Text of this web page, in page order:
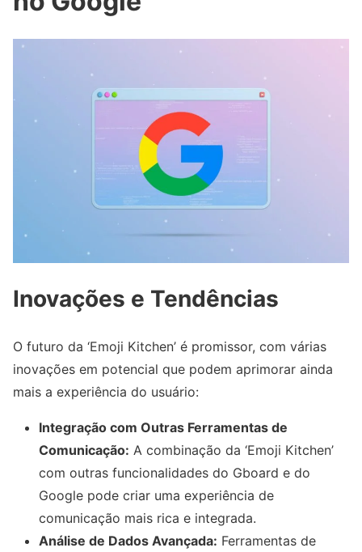
Inovações e Tendências
O futuro da ‘Emoji Kitchen’ é promissor, com várias
inovações em potencial que podem aprimorar ainda
mais a experiência do usuário:
Integração com Outras Ferramentas de
Comunicação: A combinação da ‘Emoji Kitchen’
com outras funcionalidades do Gboard e do
Google pode criar uma experiência de
comunicação mais rica e integrada.
Análise de Dados Avançada: Ferramentas de